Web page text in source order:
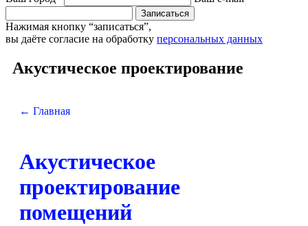
Записаться
Нажимая кнопку “записаться”,
вы даёте согласие на обработку персональных данных
Акустическое проектирование
← Главная
Акустическое
проектирование
помещений